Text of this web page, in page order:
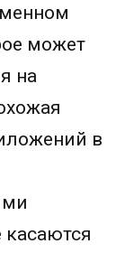
может
на
в